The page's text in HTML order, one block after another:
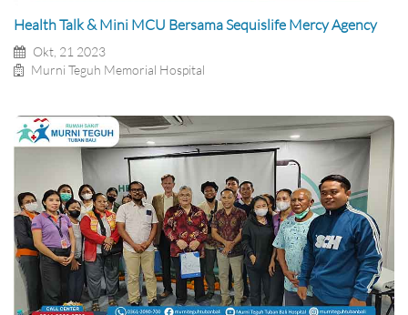
Health Talk & Mini MCU Bersama Sequislife Mercy Agency
Okt, 21 2023
Murni Teguh Memorial Hospital